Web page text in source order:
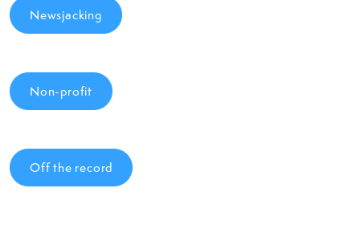
Newsjacking
Non-profit
Off the record